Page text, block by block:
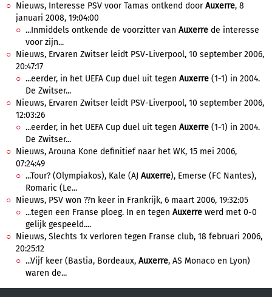
Nieuws, Interesse PSV voor Tamas ontkend doorAuxerre, 8
januari 2008, 19:04:00
...Inmiddels ontkende de voorzitter van Auxerre de interesse
voor zijn...
Nieuws, Ervaren Zwitser leidt PSV-Liverpool, 10 september 2006,
20:47:17
...eerder, in het UEFA Cup duel uit tegen Auxerre (1-1) in 2004.
De Zwitser...
Nieuws, Ervaren Zwitser leidt PSV-Liverpool, 10 september 2006,
12:03:26
...eerder, in het UEFA Cup duel uit tegen Auxerre (1-1) in 2004.
De Zwitser...
Nieuws, Arouna Kone definitief naar het WK, 15 mei 2006,
07:24:49
...Tour? (Olympiakos), Kale (AJ Auxerre), Emerse (FC Nantes),
Romaric (Le...
Nieuws, PSV won ??n keer in Frankrijk, 6 maart 2006, 19:32:05
...tegen een Franse ploeg. In en tegen Auxerre werd met 0-0
gelijk gespeeld....
Nieuws, Slechts 1x verloren tegen Franse club, 18 februari 2006,
20:25:12
...Vijf keer (Bastia, Bordeaux, Auxerre, AS Monaco en Lyon)
waren de...